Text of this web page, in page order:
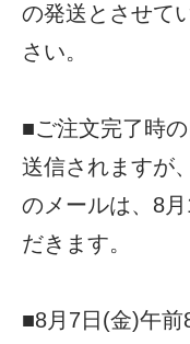
の発送とさせて
さい。
■ご注文完了時
送信されますが
のメールは、8
だきます。
■8月7日(金)午